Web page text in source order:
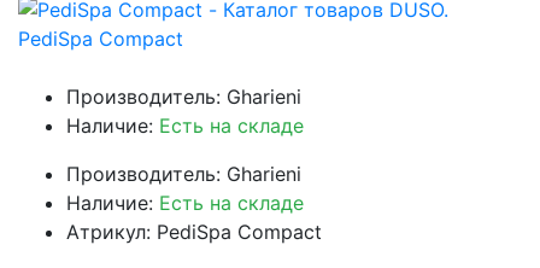
PediSpa Compact
Производитель: Gharieni
Наличие: Есть на складе
Производитель: Gharieni
Наличие: Есть на складе
Атрикул: PediSpa Compact